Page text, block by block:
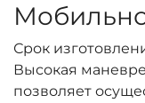
Срок
Высокая
позволяет